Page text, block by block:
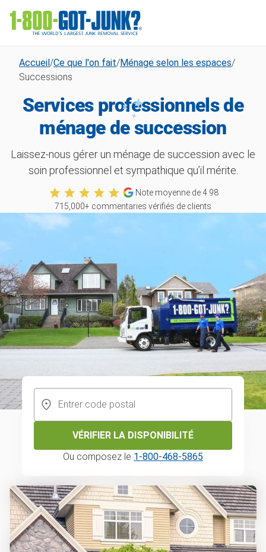
Accueil/Ce que l'on fait/Ménage selon les espaces/
Successions
Services professionnels de
ménage de succession
Laissez-nous gérer un ménage de succession avec le
soin professionnel et sympathique qu’il mérite.
Note moyenne de4.98
715,000+ commentaries vérifiés de clients
VÉRIFIER LA DISPONIBILITÉ
Ou composez le 1-800-468-5865